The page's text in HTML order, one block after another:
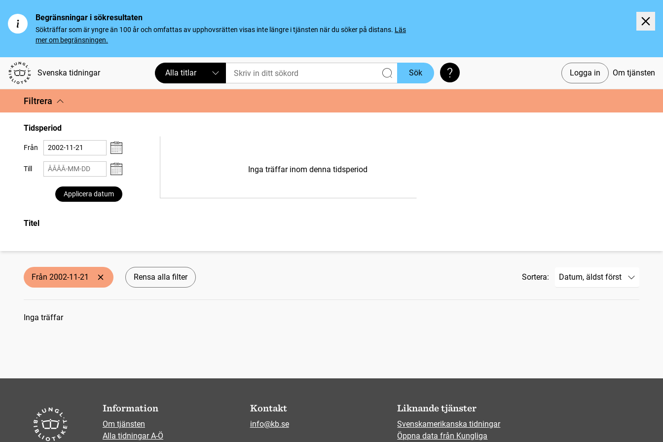
Begränsningar i sökresultaten
Sökträffar som är yngre än 100 år och omfattas av upphovsrätten visas inte längre i tjänsten när du söker på distans. Läs
mer om begränsningen.
Svenska tidningar Logga in Om tjänsten
Alla titlar Sök Söktips
Filtrera
Tidsperiod
Från
Till
Applicera datum
Inga träffar inom denna tidsperiod
Titel
Från 2002-11-21 Rensa alla filter Sortera:
Sökresultat
Inga träffar
Information
Om tjänsten
Alla tidningar A-Ö
Kontakt
info@kb.se
Liknande tjänster
Svenskamerikanska tidningar
Öppna data från Kungliga